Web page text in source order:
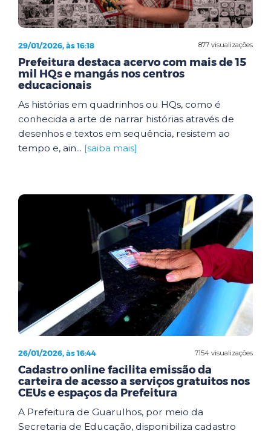
877 visualizações
29/01/2026, às 16:18
Prefeitura destaca acervo com mais de 15
mil HQs e mangás nos centros
educacionais
As histórias em quadrinhos ou HQs, como é
conhecida a arte de narrar histórias através de
desenhos e textos em sequência, resistem ao
tempo e, ain... [saiba mais]
7154 visualizações
26/01/2026, às 16:44
Cadastro online facilita emissão da
carteira de acesso a serviços gratuitos nos
CEUs e espaços da Prefeitura
A Prefeitura de Guarulhos, por meio da
Secretaria de Educação, disponibiliza cadastro